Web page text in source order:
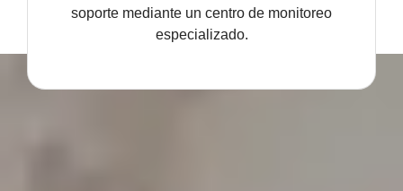
SENSOR MAGNÉTICO
soporte mediante un centro de monitoreo
especializado.